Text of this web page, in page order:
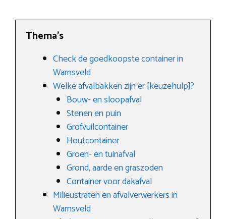
Thema’s
Check de goedkoopste container in
Warnsveld
Welke afvalbakken zijn er [keuzehulp]?
Bouw- en sloopafval
Stenen en puin
Grofvuilcontainer
Houtcontainer
Groen- en tuinafval
Grond, aarde en graszoden
Container voor dakafval
Milieustraten en afvalverwerkers in
Warnsveld